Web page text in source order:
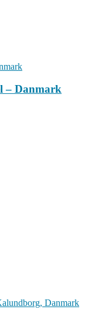
– Danmark